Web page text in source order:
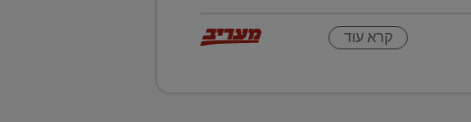
קרא עוד